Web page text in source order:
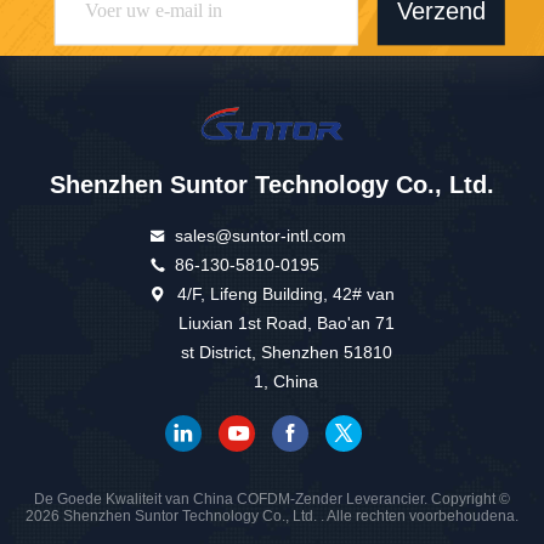
Verzend
Shenzhen Suntor Technology Co., Ltd.
sales@suntor-intl.com
86-130-5810-0195
4/F, Lifeng Building, 42# van
Liuxian 1st Road, Bao'an 71
st District, Shenzhen 51810
1, China
De Goede Kwaliteit van China COFDM-Zender Leverancier. Copyright ©
2026 Shenzhen Suntor Technology Co., Ltd. . Alle rechten voorbehoudena.